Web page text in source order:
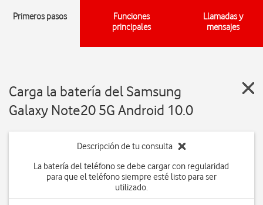
Primeros pasos
Funciones
principales
Llamadas y
mensajes
Carga la batería del Samsung
Galaxy Note20 5G Android 10.0
Descripción de tu consulta
La batería del teléfono se debe cargar con regularidad
para que el teléfono siempre esté listo para ser
utilizado.